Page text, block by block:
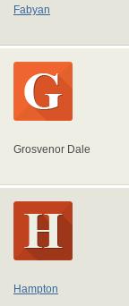
Fabyan
Grosvenor Dale
Hampton